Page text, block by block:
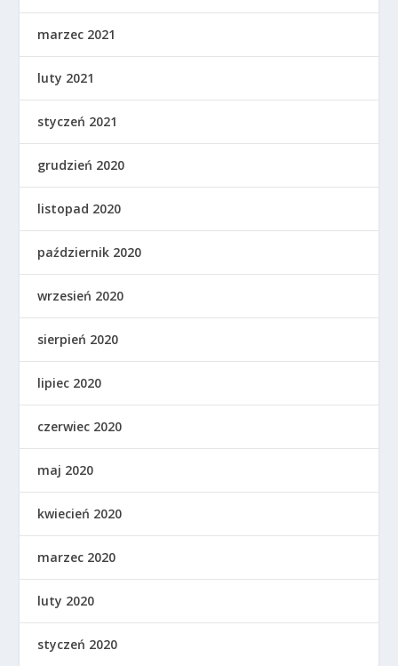
marzec 2021
luty 2021
styczeń 2021
grudzień 2020
listopad 2020
październik 2020
wrzesień 2020
sierpień 2020
lipiec 2020
czerwiec 2020
maj 2020
kwiecień 2020
marzec 2020
luty 2020
styczeń 2020